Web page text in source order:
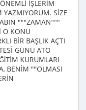
İŞLERİM
YAZMIYORUM. SİZE
"""ZAMAN"""
O KONU
BİR BAŞLIK AÇTI
GÜNÜ ATO
KURUMLARI
BENİM ""OLMASI